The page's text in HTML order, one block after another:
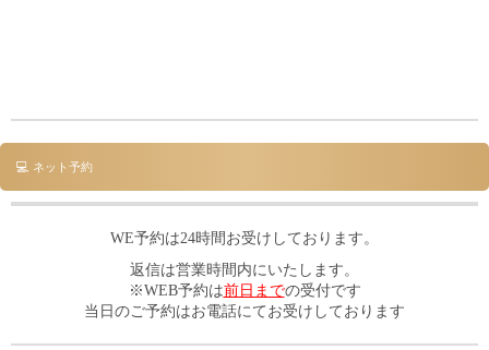
💻 ネット予約
WE予約は24時間お受けしております。
返信は営業時間内にいたします。
※WEB予約は前日までの受付です
当日のご予約はお電話にてお受けしております